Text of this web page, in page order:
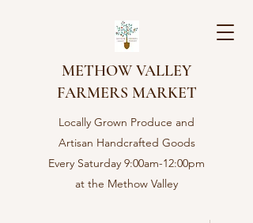
METHOW VALLEY
FARMERS MARKET
Locally Grown Produce and
Artisan Handcrafted Goods
Every Saturday 9:00am-12:00pm
at the Methow Valley